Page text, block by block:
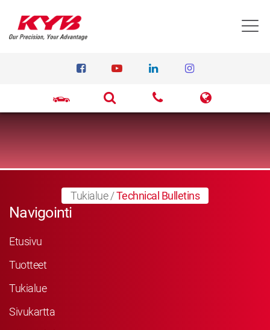
Tukialue/Technical Bulletins
Navigointi
Etusivu
Tuotteet
Tukialue
Sivukartta